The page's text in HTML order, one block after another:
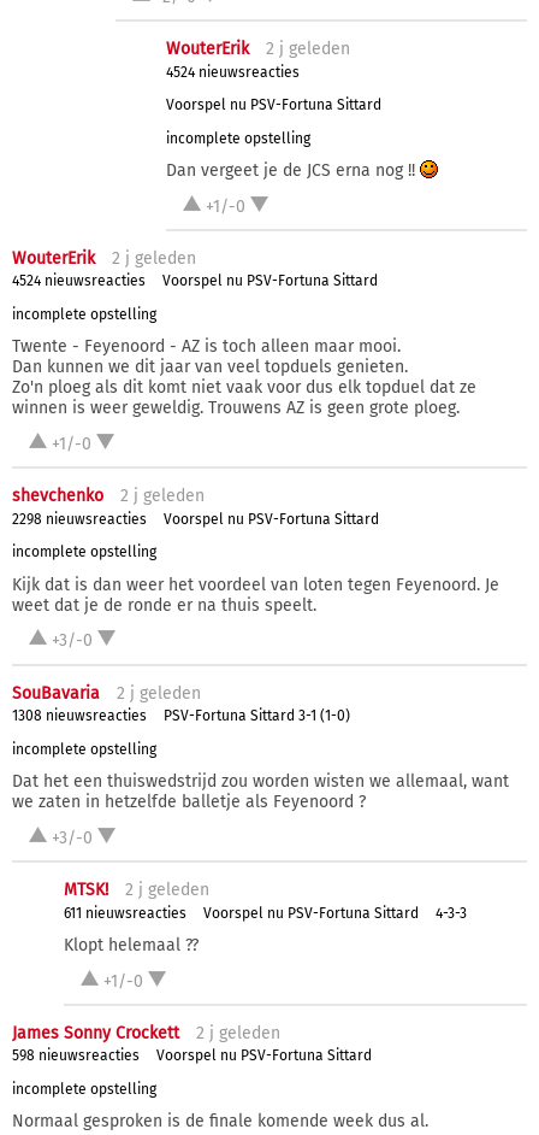
WouterErik 2 j geleden
4524 nieuwsreacties
Voorspel nu PSV-Fortuna Sittard
incomplete opstelling
Dan vergeet je de JCS erna nog !!
+1/-0
WouterErik 2 j geleden
4524 nieuwsreacties
Voorspel nu PSV-Fortuna Sittard
incomplete opstelling
Twente - Feyenoord - AZ is toch alleen maar mooi.
Dan kunnen we dit jaar van veel topduels genieten.
Zo'n ploeg als dit komt niet vaak voor dus elk topduel dat ze
winnen is weer geweldig. Trouwens AZ is geen grote ploeg.
+1/-0
shevchenko 2 j geleden
2298 nieuwsreacties
Voorspel nu PSV-Fortuna Sittard
incomplete opstelling
Kijk dat is dan weer het voordeel van loten tegen Feyenoord. Je
weet dat je de ronde er na thuis speelt.
+3/-0
SouBavaria 2 j geleden
1308 nieuwsreacties
PSV-Fortuna Sittard 3-1 (1-0)
incomplete opstelling
Dat het een thuiswedstrijd zou worden wisten we allemaal, want
we zaten in hetzelfde balletje als Feyenoord ?
+3/-0
MTSK! 2 j geleden
611 nieuwsreacties Voorspel nu PSV-Fortuna Sittard 4-3-3
Klopt helemaal ??
+1/-0
James Sonny Crockett 2 j geleden
598 nieuwsreacties
Voorspel nu PSV-Fortuna Sittard
incomplete opstelling
Normaal gesproken is de finale komende week dus al.